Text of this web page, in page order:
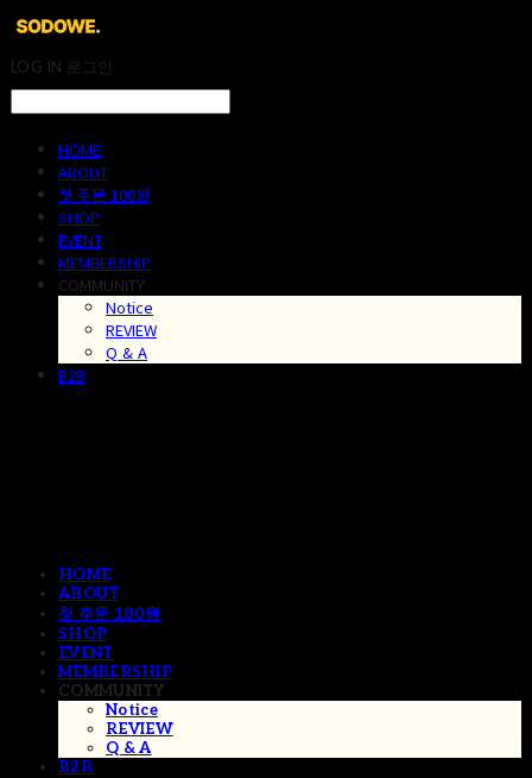
LOG IN 로그인
HOME
ABOUT
첫 주문 100원
SHOP
EVENT
MEMBERSHIP
COMMUNITY
Notice
REVIEW
Q & A
B2B
HOME
ABOUT
첫 주문 100원
SHOP
EVENT
MEMBERSHIP
COMMUNITY
Notice
REVIEW
Q & A
B2B